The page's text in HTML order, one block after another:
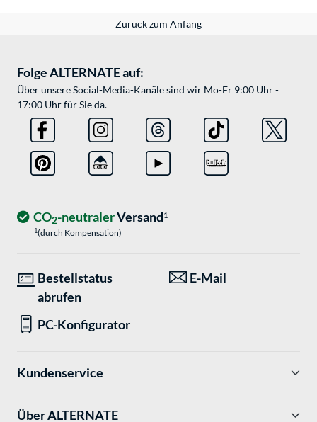
Zurück zum Anfang
Folge ALTERNATE auf:
Über unsere Social-Media-Kanäle sind wir Mo-Fr 9:00 Uhr -
17:00 Uhr für Sie da.
CO2-neutralerVersand1
1(durch Kompensation)
Bestellstatus
abrufen
E-Mail
PC-Konfigurator
Kundenservice
Über ALTERNATE